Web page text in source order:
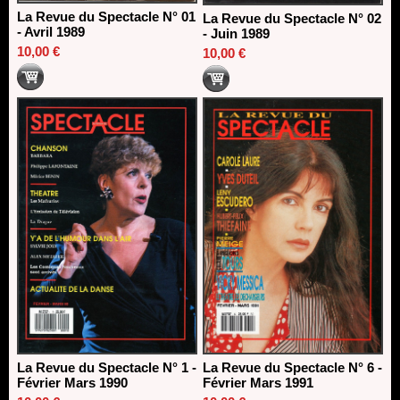
La Revue du Spectacle N° 01
- Avril 1989
10,00 €
La Revue du Spectacle N° 02
- Juin 1989
10,00 €
La Revue du Spectacle N° 1 -
Février Mars 1990
La Revue du Spectacle N° 6 -
Février Mars 1991